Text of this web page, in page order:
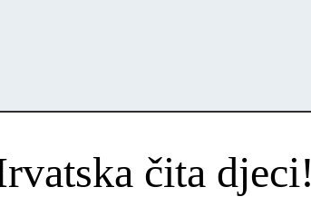
čita djeci!